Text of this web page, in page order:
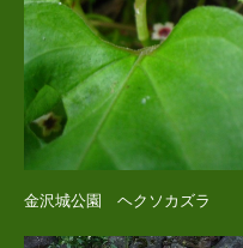
金沢城公園 ヘクソカズラ